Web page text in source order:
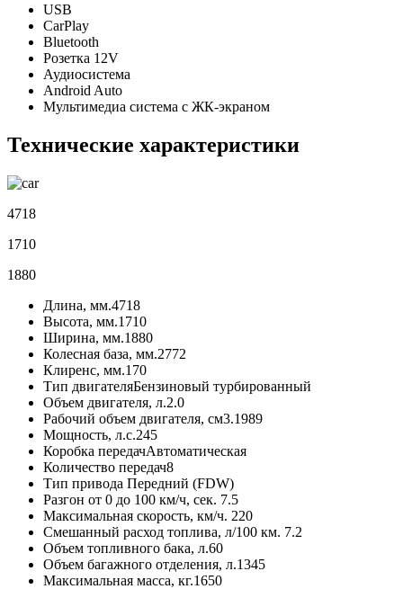
USB
CarPlay
Bluetooth
Розетка 12V
Аудиосистема
Android Auto
Мультимедиа система с ЖК-экраном
Технические характеристики
4718
1710
1880
Длина, мм.4718
Высота, мм.1710
Ширина, мм.1880
Колесная база, мм.2772
Клиренс, мм.170
Тип двигателяБензиновый турбированный
Объем двигателя, л.2.0
Рабочий объем двигателя, см3.1989
Мощность, л.с.245
Коробка передачАвтоматическая
Количество передач8
Тип привода Передний (FDW)
Разгон от 0 до 100 км/ч, сек. 7.5
Максимальная скорость, км/ч. 220
Смешанный расход топлива, л/100 км. 7.2
Объем топливного бака, л.60
Объем багажного отделения, л.1345
Максимальная масса, кг.1650